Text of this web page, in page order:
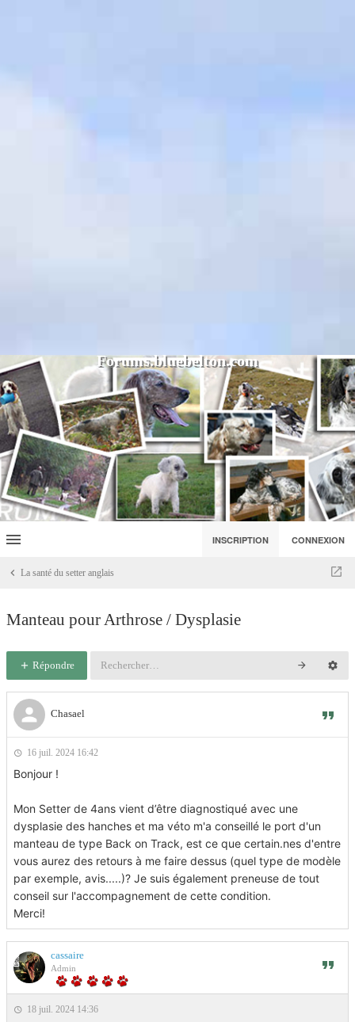
Forums.bluebelton.com
INSCRIPTION CONNEXION
La santé du setter anglais
Manteau pour Arthrose / Dysplasie
Répondre
Chasael
16 juil. 2024 16:42
Bonjour !
Mon Setter de 4ans vient d’être diagnostiqué avec une
dysplasie des hanches et ma véto m'a conseillé le port d'un
manteau de type Back on Track, est ce que certain.nes d'entre
vous aurez des retours à me faire dessus (quel type de modèle
par exemple, avis.....)? Je suis également preneuse de tout
conseil sur l'accompagnement de cette condition.
Merci!
cassaire
Admin
18 juil. 2024 14:36